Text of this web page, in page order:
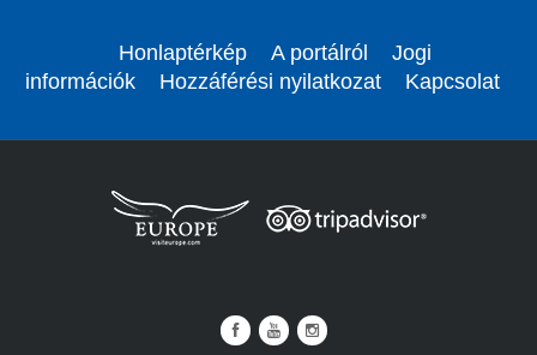
Honlaptérkép A portálról
Jogi
információk
Hozzáférési nyilatkozat Kapcsolat